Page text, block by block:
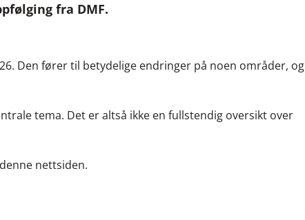
fra DMF.
Den fører til betydelige endringer på noen områder, og
tema. Det er altså ikke en fullstendig oversikt over
nettsiden.